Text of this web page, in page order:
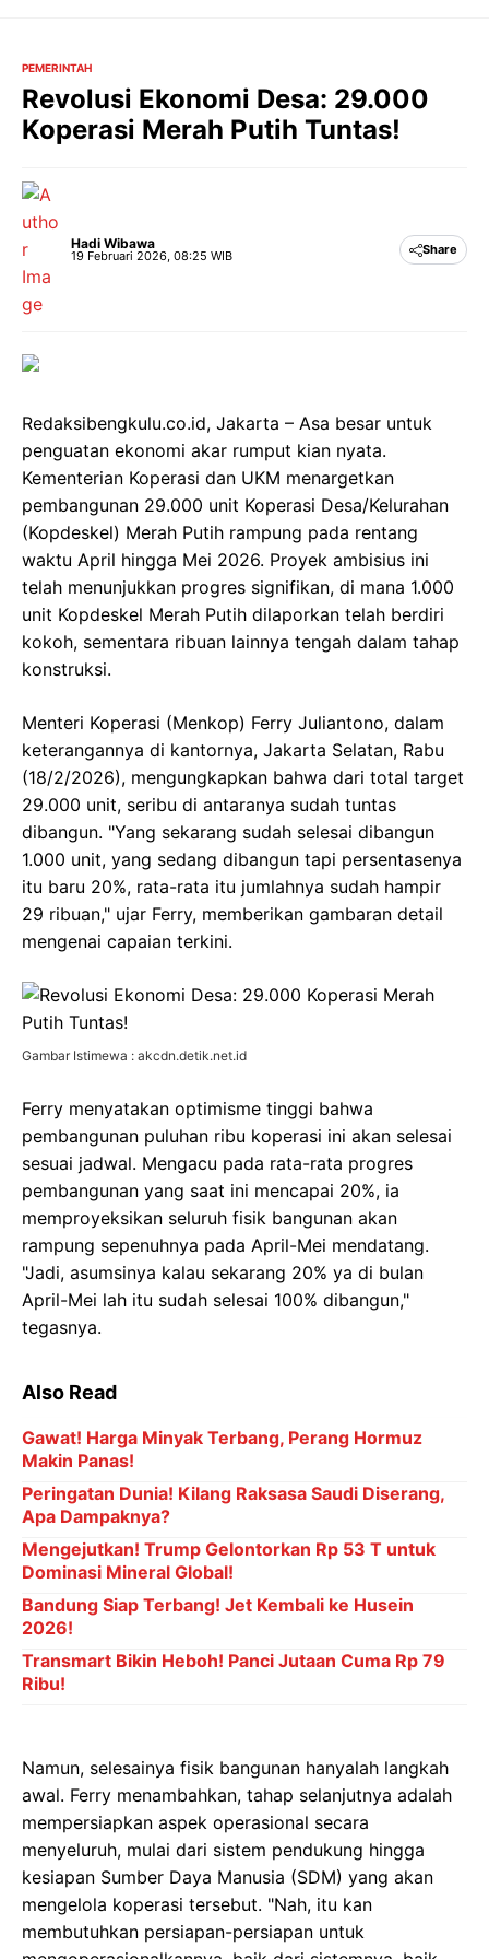
PEMERINTAH
Revolusi Ekonomi Desa: 29.000
Koperasi Merah Putih Tuntas!
Hadi Wibawa
19 Februari 2026, 08:25 WIB Share
Redaksibengkulu.co.id, Jakarta – Asa besar untuk
penguatan ekonomi akar rumput kian nyata.
Kementerian Koperasi dan UKM menargetkan
pembangunan 29.000 unit Koperasi Desa/Kelurahan
(Kopdeskel) Merah Putih rampung pada rentang
waktu April hingga Mei 2026. Proyek ambisius ini
telah menunjukkan progres signifikan, di mana 1.000
unit Kopdeskel Merah Putih dilaporkan telah berdiri
kokoh, sementara ribuan lainnya tengah dalam tahap
konstruksi.
Menteri Koperasi (Menkop) Ferry Juliantono, dalam
keterangannya di kantornya, Jakarta Selatan, Rabu
(18/2/2026), mengungkapkan bahwa dari total target
29.000 unit, seribu di antaranya sudah tuntas
dibangun. "Yang sekarang sudah selesai dibangun
1.000 unit, yang sedang dibangun tapi persentasenya
itu baru 20%, rata-rata itu jumlahnya sudah hampir
29 ribuan," ujar Ferry, memberikan gambaran detail
mengenai capaian terkini.
Gambar Istimewa : akcdn.detik.net.id
Ferry menyatakan optimisme tinggi bahwa
pembangunan puluhan ribu koperasi ini akan selesai
sesuai jadwal. Mengacu pada rata-rata progres
pembangunan yang saat ini mencapai 20%, ia
memproyeksikan seluruh fisik bangunan akan
rampung sepenuhnya pada April-Mei mendatang.
"Jadi, asumsinya kalau sekarang 20% ya di bulan
April-Mei lah itu sudah selesai 100% dibangun,"
tegasnya.
Also Read
Gawat! Harga Minyak Terbang, Perang Hormuz
Makin Panas!
Peringatan Dunia! Kilang Raksasa Saudi Diserang,
Apa Dampaknya?
Mengejutkan! Trump Gelontorkan Rp 53 T untuk
Dominasi Mineral Global!
Bandung Siap Terbang! Jet Kembali ke Husein
2026!
Transmart Bikin Heboh! Panci Jutaan Cuma Rp 79
Ribu!
Namun, selesainya fisik bangunan hanyalah langkah
awal. Ferry menambahkan, tahap selanjutnya adalah
mempersiapkan aspek operasional secara
menyeluruh, mulai dari sistem pendukung hingga
kesiapan Sumber Daya Manusia (SDM) yang akan
mengelola koperasi tersebut. "Nah, itu kan
membutuhkan persiapan-persiapan untuk